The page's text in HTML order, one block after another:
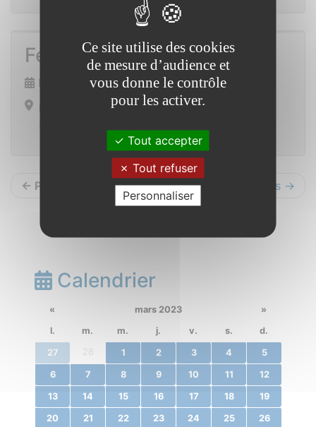
Fest Deiz
Dimanche 16 avril 2023 de 14h00 à 17h00
Restaurant scolaire
← Précédents Suivants →
Calendrier
« mars 2023
»
l.
m. m. j. v. s. d.
27 28 1 2 3 4 5
6 7 8 9 10 11 12
13 14 15 16 17 18 19
20 21 22 23 24 25 26
Ce site utilise des cookies
de mesure d’audience et
vous donne le contrôle
pour les activer.
Tout accepter
Tout refuser
Personnaliser